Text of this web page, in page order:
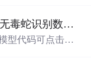
带标注的东南亚16种常见毒蛇和无毒蛇识别数据集， 识别率73.4%，7593张图，支持yolo
型代码可点击查